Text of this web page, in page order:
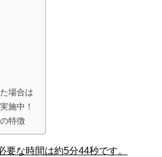
場合は
施中！
特徴
要な時間は約5分44秒です。